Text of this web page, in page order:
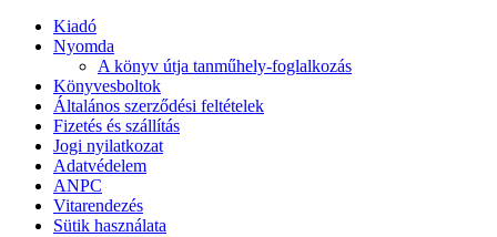
Kiadó
Nyomda
A könyv útja tanműhely-foglalkozás
Könyvesboltok
Általános szerződési feltételek
Fizetés és szállítás
Jogi nyilatkozat
Adatvédelem
ANPC
Vitarendezés
Sütik használata